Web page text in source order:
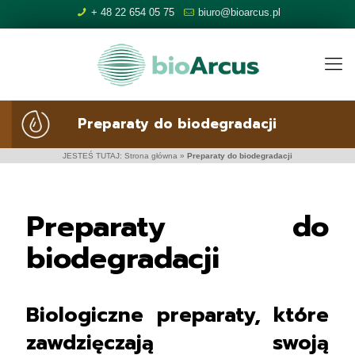
+ 48 22 654 05 75 biuro@bioarcus.pl
Preparaty do biodegradacji
JESTEŚ TUTAJ: Strona główna » Preparaty do biodegradacji
Preparaty do
biodegradacji
Biologiczne preparaty, które
zawdzięczają swoją